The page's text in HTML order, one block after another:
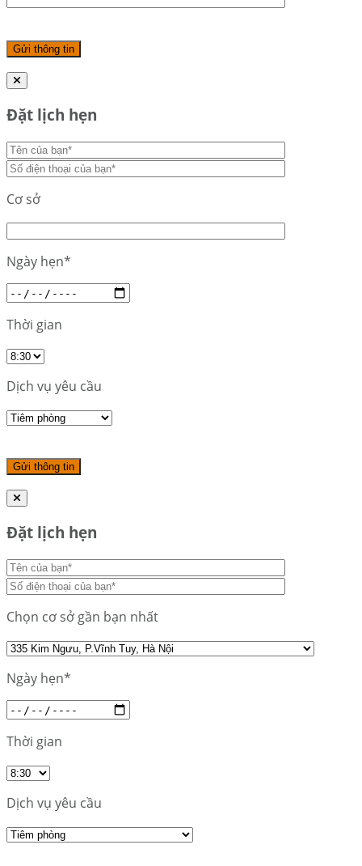
Đặt lịch hẹn
Cơ sở
Ngày hẹn*
Thời gian
Dịch vụ yêu cầu
Đặt lịch hẹn
Chọn cơ sở gần bạn nhất
Ngày hẹn*
Thời gian
Dịch vụ yêu cầu